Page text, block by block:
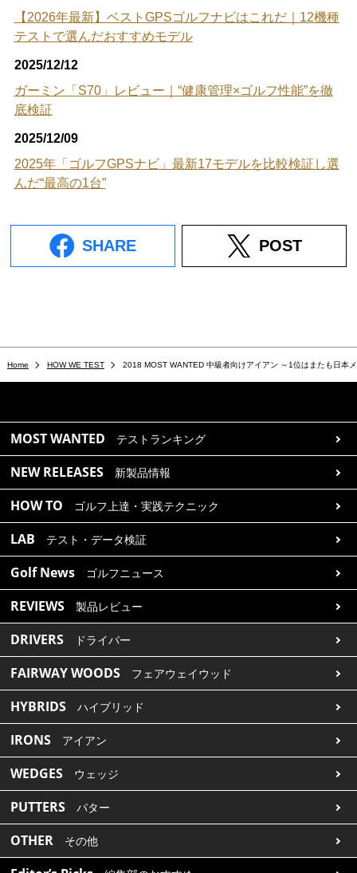
【2026年最新】ベストGPSゴルフナビはこれだ｜12機種
テストで選んだおすすめモデル
2025/12/12
ガーミン「S70」レビュー｜“健康管理×ゴルフ性能”を徹
底検証
2025/12/09
2025年「ゴルフGPSナビ」最新17モデルを比較検証し選
んだ“最高の1台”
SHARE POST
Home HOW WE TEST 2018 MOST WANTED 中級者向けアイアン ～1位はまたも日本
MOST WANTED テストランキング
NEW RELEASES 新製品情報
HOW TO ゴルフ上達・実践テクニック
LAB テスト・データ検証
Golf News ゴルフニュース
REVIEWS 製品レビュー
DRIVERS ドライバー
FAIRWAY WOODS フェアウェイウッド
HYBRIDS ハイブリッド
IRONS アイアン
WEDGES ウェッジ
PUTTERS パター
OTHER その他